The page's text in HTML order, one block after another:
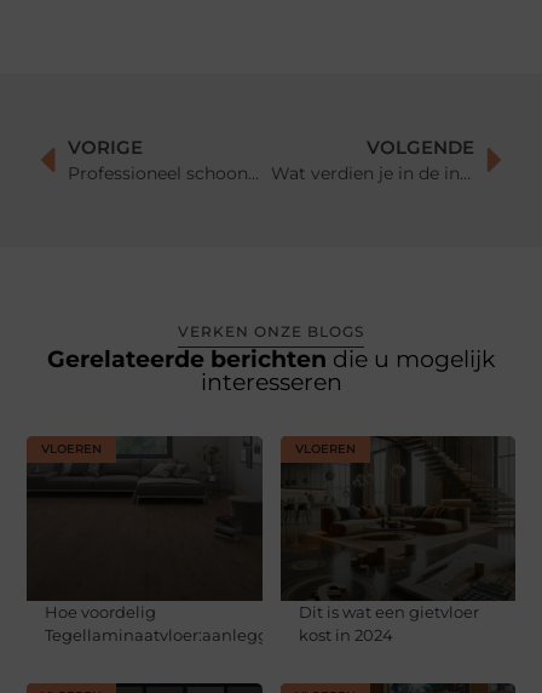
VORIGE
Professioneel schoonmaakbedrijf Ede inhuren
VOLGENDE
Wat verdien je in de installatietechniek?
VERKEN ONZE BLOGS
Gerelateerde berichten die u mogelijk
interesseren
VLOEREN
Hoe voordelig
Tegellaminaatvloer:aanleggen?
VLOEREN
Dit is wat een gietvloer
kost in 2024